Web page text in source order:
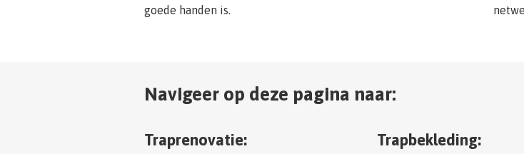
goede handen is.
Navigeer op deze pagina naar:
Traprenovatie: Trapbekleding: